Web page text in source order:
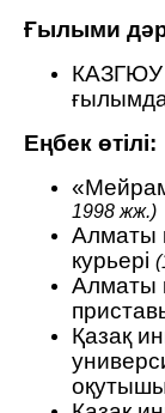
Ғылыми
КАЗГЮУ
Еңбек өтілі:
1998 жж.)
Алматы
курьері
Алматы
Қазақ